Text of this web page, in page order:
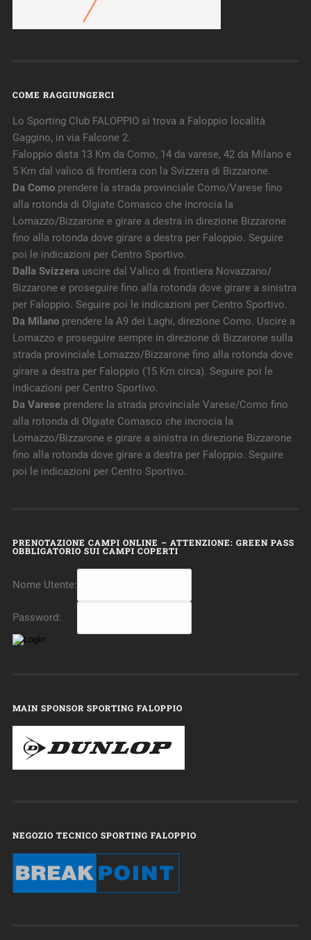
COME RAGGIUNGERCI
Lo Sporting Club FALOPPIO si trova a Faloppio località
Gaggino, in via Falcone 2.
Faloppio dista 13 Km da Como, 14 da varese, 42 da Milano e
5 Km dal valico di frontiera con la Svizzera di Bizzarone.
Da Comoprendere la strada provinciale Como/Varese fino
alla rotonda di Olgiate Comasco che incrocia la
Lomazzo/Bizzarone e girare a destra in direzione Bizzarone
fino alla rotonda dove girare a destra per Faloppio. Seguire
poi le indicazioni per Centro Sportivo.
Dalla Svizzerauscire dal Valico di frontiera Novazzano/
Bizzarone e proseguire fino alla rotonda dove girare a sinistra
per Faloppio. Seguire poi le indicazioni per Centro Sportivo.
Da Milanoprendere la A9 dei Laghi, direzione Como. Uscire a
Lomazzo e proseguire sempre in direzione di Bizzarone sulla
strada provinciale Lomazzo/Bizzarone fino alla rotonda dove
girare a destra per Faloppio (15 Km circa). Seguire poi le
indicazioni per Centro Sportivo.
Da Vareseprendere la strada provinciale Varese/Como fino
alla rotonda di Olgiate Comasco che incrocia la
Lomazzo/Bizzarone e girare a sinistra in direzione Bizzarone
fino alla rotonda dove girare a destra per Faloppio. Seguire
poi le indicazioni per Centro Sportivo.
PRENOTAZIONE CAMPI ONLINE – ATTENZIONE: GREEN PASS
OBBLIGATORIO SUI CAMPI COPERTI
Nome Utente:
Password:
MAIN SPONSOR SPORTING FALOPPIO
NEGOZIO TECNICO SPORTING FALOPPIO